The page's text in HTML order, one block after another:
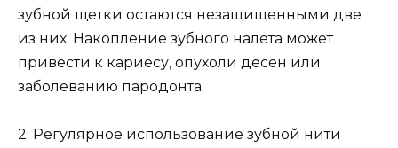
зубной щетки остаются незащищенными две
из них. Накопление зубного налета может
привести к кариесу, опухоли десен или
заболеванию пародонта.
2. Регулярное использование зубной нити